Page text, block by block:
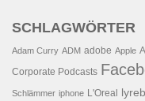
SCHLAGWÖRTER
Adam Curry ADM adobe Apple
Corporate Podcasts
Schlämmer iphone L'Oreal